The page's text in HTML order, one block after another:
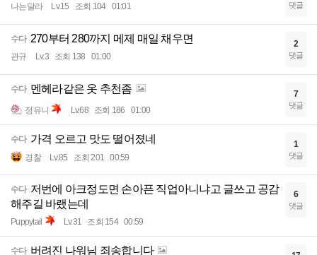
나는달라 Lv.15 조회 104 01:01 댓글
수다 270부터 280까지 메제 매일 채우면
관규 Lv.3 조회 138 01:00
2
댓글
수다 멘헤라같은 옷 추천좀
정유니 Lv.68 조회 186 01:00
7
댓글
수다 가격 오르고 맛도 떨어졌네
경찰 Lv.85 조회 201 00:59
1
댓글
수다 저번에 아크정도면 손아픈 직업아니냐고 글쓰고 공감
해주길 바랬는데
Puppytail Lv.31 조회 154 00:59
6
댓글
수다 버려진 나워님 죄송합니다